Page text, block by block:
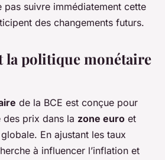
pas suivre immédiatement cette
des changements futurs.
la politique monétaire
de la BCE est conçue pour
des prix dans la zone euro et
En ajustant les taux
à influencer l’inflation et